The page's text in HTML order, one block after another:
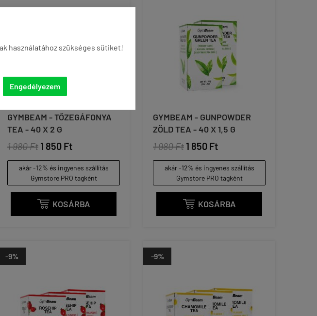
használatához szükséges sütiket!
Engedélyezem
GYMBEAM - TŐZEGÁFONYA
TEA - 40 X 2 G
1 980 Ft 1 850 Ft
akár -12% és ingyenes szállítás
Gymstore PRO tagként
 KOSÁRBA
GYMBEAM - GUNPOWDER
ZÖLD TEA - 40 X 1,5 G
1 980 Ft 1 850 Ft
akár -12% és ingyenes szállítás
Gymstore PRO tagként
 KOSÁRBA
-9% -9%